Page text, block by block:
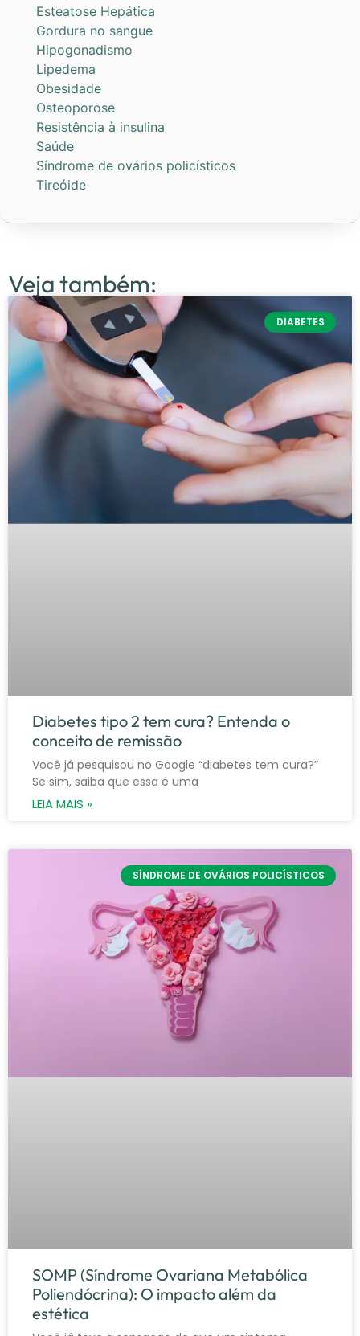
Esteatose Hepática
Gordura no sangue
Hipogonadismo
Lipedema
Obesidade
Osteoporose
Resistência à insulina
Saúde
Síndrome de ovários policísticos
Tireóide
Veja também:
DIABETES
Diabetes tipo 2 tem cura? Entenda o
conceito de remissão
Você já pesquisou no Google “diabetes tem cura?”
Se sim, saiba que essa é uma
LEIA MAIS »
SÍNDROME DE OVÁRIOS POLICÍSTICOS
SOMP (Síndrome Ovariana Metabólica
Poliendócrina): O impacto além da
estética